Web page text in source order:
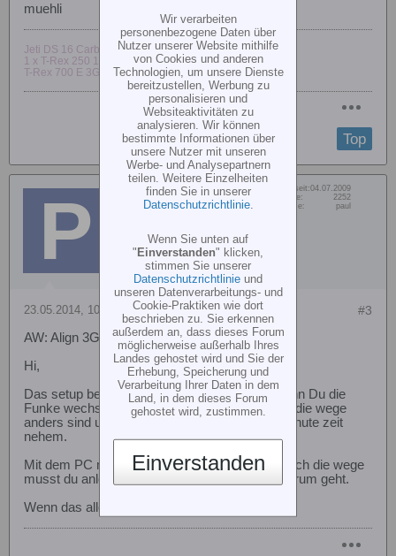
muehli
Jeti DS 16 Carbon line
1 x T-Rex 250 1 x T-Rex 250 SE
T-Rex 700 E 3G
Top
Senior Member
Dabei seit:04.07.2009
Beiträge:
2252
Vorname:
paul
#3
23.05.2014, 10:36
AW: Align 3G FBL V2.1 Systemeinstellungen
Hi,
Das setup beim 3G ist in 1minute erledigt!! Wenn Du die
Funke wechselst : also Der mischer anders ist die wege
anders sind und und und würde ich doch die minute zeit
nehem.
Mit dem PC musst du doch garnicht dran.. jedoch die wege
musst du anlernen und schauen ob alles richtigrum geht.
Wenn das alles klappt dann in die luft ;-)
Wir verarbeiten
personenbezogene Daten über
Nutzer unserer Website mithilfe
von Cookies und anderen
Technologien, um unsere Dienste
bereitzustellen, Werbung zu
personalisieren und
Websiteaktivitäten zu
analysieren. Wir können
bestimmte Informationen über
unsere Nutzer mit unseren
Werbe- und Analysepartnern
teilen. Weitere Einzelheiten
finden Sie in unserer
Datenschutzrichtlinie.
Wenn Sie unten auf
" Einverstanden" klicken,
stimmen Sie unserer
Datenschutzrichtlinie und
unseren Datenverarbeitungs- und
Cookie-Praktiken wie dort
beschrieben zu. Sie erkennen
außerdem an, dass dieses Forum
möglicherweise außerhalb Ihres
Landes gehostet wird und Sie der
Erhebung, Speicherung und
Verarbeitung Ihrer Daten in dem
Land, in dem dieses Forum
gehostet wird, zustimmen.
Einverstanden